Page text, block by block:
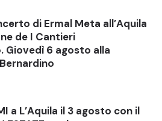
di Ermal Meta all’Aquila
de I Cantieri
Giovedì 6 agosto alla
a L’Aquila il 3 agosto con il